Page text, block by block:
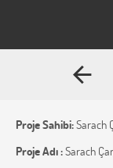
Proje Sahibi:Sarach
Proje Adı :Sarach